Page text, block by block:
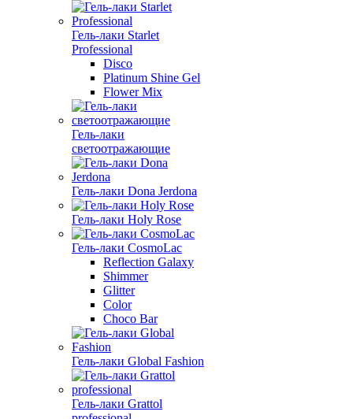
Гель-лаки Starlet
Professional
Disco
Platinum Shine Gel
Flower Mix
Гель-лаки
светоотражающие
Гель-лаки Dona Jerdona
Гель-лаки Holy Rose
Гель-лаки CosmoLac
Reflection Galaxy
Shimmer
Glitter
Color
Choco Bar
Гель-лаки Global Fashion
Гель-лаки Grattol